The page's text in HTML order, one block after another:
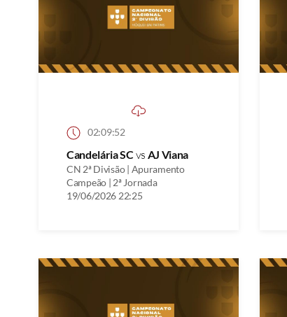
02:09:52
Candelária SCvs AJ Viana
CN 2ª Divisão | Apuramento
Campeão | 2ª Jornada
19/06/2026 22:25